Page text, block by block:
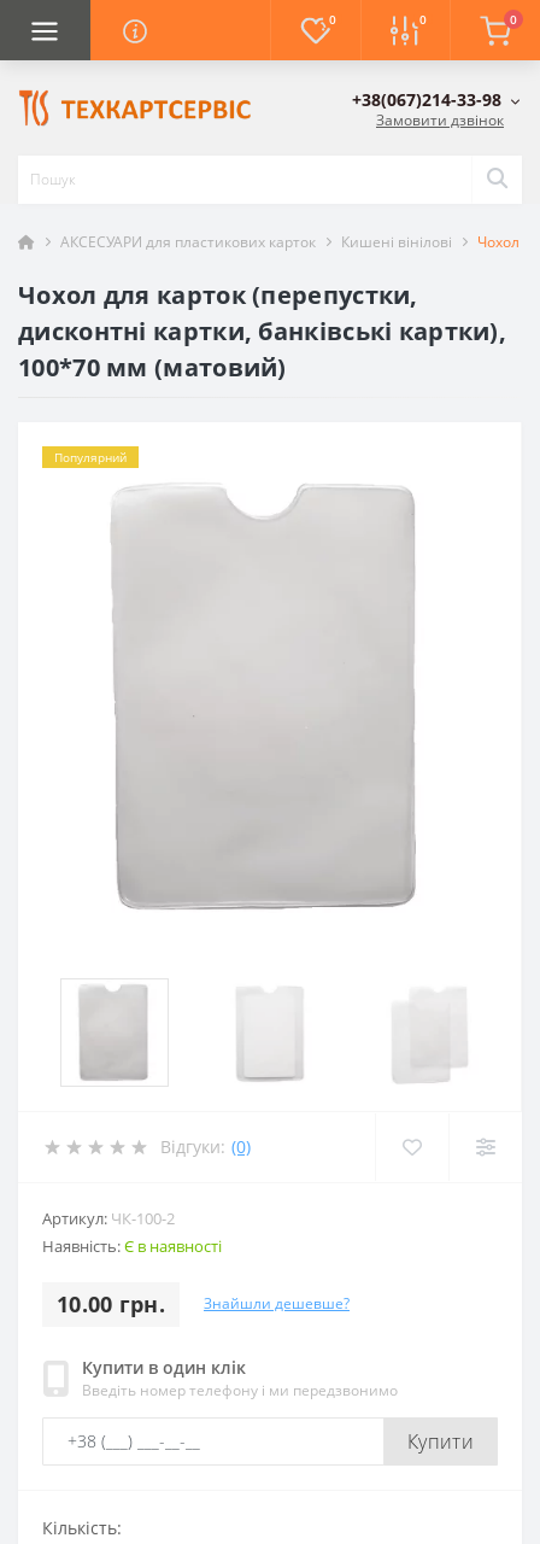
0 0 0
+38(067)214-33-98
Замовити дзвінок
АКСЕСУАРИ для пластикових карток Кишені вінілові Чохол
Чохол для карток (перепустки,
дисконтні картки, банківські картки),
100*70 мм (матовий)
Популярний
Відгуки: (0)
Артикул: ЧК-100-2
Наявність:Є в наявності
10.00 грн. Знайшли дешевше?
Купити в один клік
Введіть номер телефону і ми передзвонимо
Купити
Кількість: